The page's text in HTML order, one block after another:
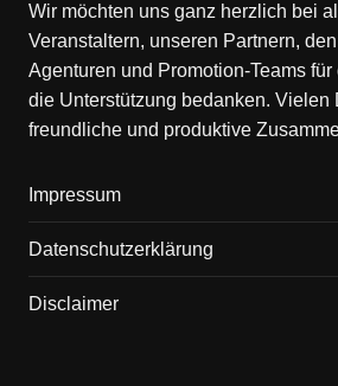
Wir möchten uns ganz herzlich bei
Veranstaltern, unseren Partnern,
Agenturen und Promotion-Teams für
die Unterstützung bedanken. Vielen
freundliche und produktive
Impressum
Datenschutzerklärung
Disclaimer